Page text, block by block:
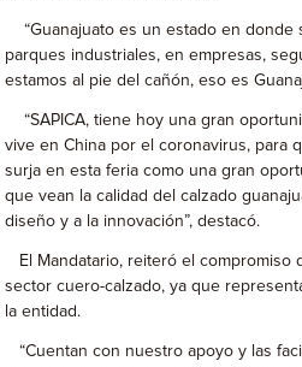
“Guanajuato es un estado en donde
parques industriales, en empresas,
estamos al pie del cañón, eso es
“SAPICA, tiene hoy una gran
vive en China por el coronavirus, para
surja en esta feria como una gran
que vean la calidad del calzado
diseño y a la innovación”, destacó.
El Mandatario, reiteró el compromiso
sector cuero-calzado, ya que
la entidad.
“Cuentan con nuestro apoyo y las